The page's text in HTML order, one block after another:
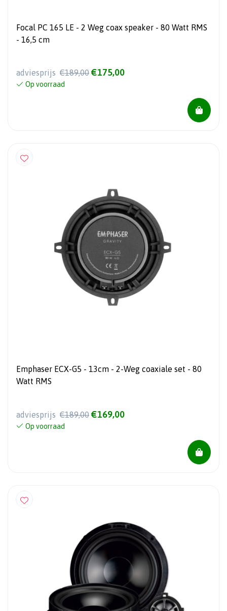
Focal PC 165 LE - 2 Weg coax speaker - 80 Watt RMS
- 16,5 cm
adviesprijs €189,00 €175,00
Op voorraad
Emphaser ECX-G5 - 13cm - 2-Weg coaxiale set - 80
Watt RMS
adviesprijs €189,00 €169,00
Op voorraad